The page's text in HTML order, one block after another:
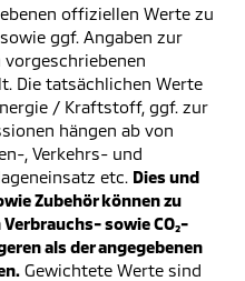
offiziellen Werte zu
ggf. Angaben zur
Die tatsächlichen Werte
/ Kraftstoff, ggf. zur
hängen ab von
, Verkehrs- und
etc. Dies und
Zubehör können zu
sowie CO₂-
als der angegebenen
Gewichtete Werte sind